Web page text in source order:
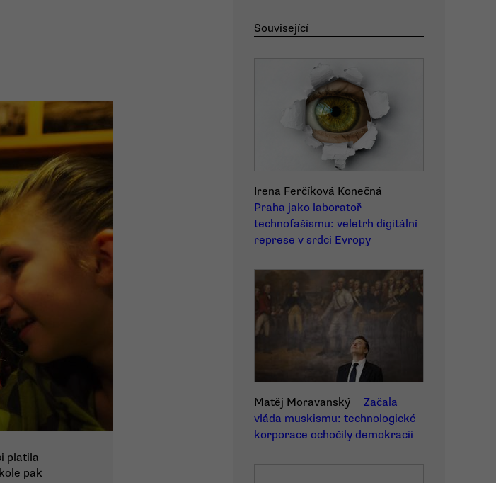
platila
pak
Související
Irena Ferčíková Konečná
Praha jako laboratoř
technofašismu: veletrh digitální
represe v srdci Evropy
Matěj Moravanský
Začala
vláda muskismu: technologické
korporace ochočily demokracii